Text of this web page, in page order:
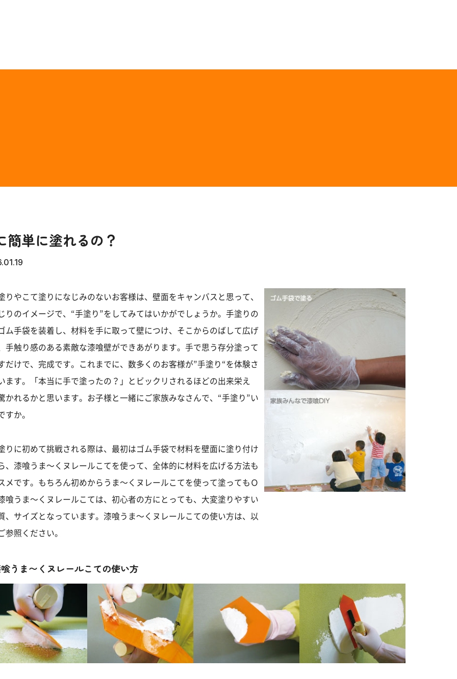
簡単に塗れるの？
りやこて塗りになじみのないお客様は、壁面をキャンバスと思って、
りのイメージで、“手塗り”をしてみてはいかがでしょうか。手塗りの
ム手袋を装着し、材料を手に取って壁につけ、そこからのばして広げ
手触り感のある素敵な漆喰壁ができあがります。手で思う存分塗って
だけで、完成です。これまでに、数多くのお客様が”手塗り“を体験さ
ます。「本当に手で塗ったの？」とビックリされるほどの出来栄え
かれるかと思います。お子様と一緒にご家族みなさんで、“手塗り”い
すか。
りに初めて挑戦される際は、最初はゴム手袋で材料を壁面に塗り付け
、漆喰うま～くヌレールこてを使って、全体的に材料を広げる方法も
メです。もちろん初めからうま～くヌレールこてを使って塗ってもＯ
喰うま～くヌレールこては、初心者の方にとっても、大変塗りやすい
、サイズとなっています。漆喰うま～くヌレールこての使い方は、以
参照ください。
うま〜くヌレールこての使い方